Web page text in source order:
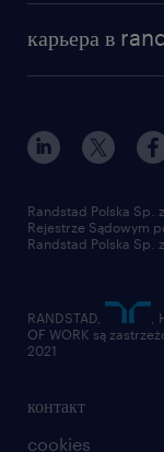
институт
для медиа
для поставщиков
карьера в
наш мир
работа в randstad
отправить резюме
контакт
cookies
Randstad Polska Sp.
Rejestrze Sądowym
Randstad Polska Sp.
RANDSTAD,
OF WORK są
2021